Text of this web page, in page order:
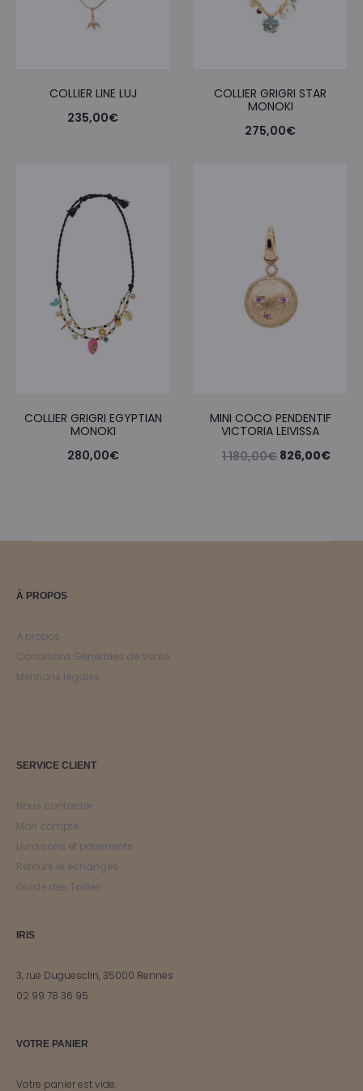
COLLIER LINE LUJ
235,00€
COLLIER GRIGRI STAR
MONOKI
275,00€
COLLIER GRIGRI EGYPTIAN
MONOKI
280,00€
MINI COCO PENDENTIF
VICTORIA LEIVISSA
1 180,00€ Le
826,00€
À PROPOS
À propos
Conditions Générales de Vente
Mentions légales
SERVICE CLIENT
Nous contacter
Mon compte
Livraisons et paiements
Retours et échanges
Guide des Tailles
IRIS
3, rue Duguesclin, 35000 Rennes
02 99 78 36 95
VOTRE PANIER
Votre panier est vide.